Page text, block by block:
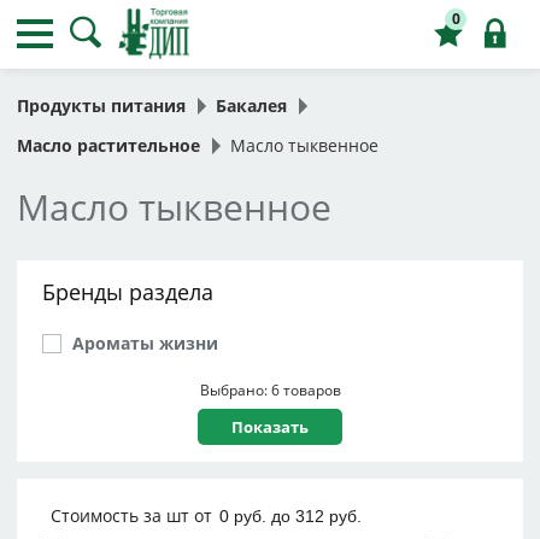
0
Продукты питания
Бакалея
Масло растительное
Масло тыквенное
Масло тыквенное
Бренды раздела
Ароматы жизни
Выбрано: 6 товаров
Стоимость за шт от